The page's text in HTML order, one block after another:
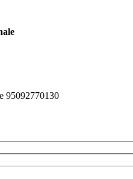
95092770130